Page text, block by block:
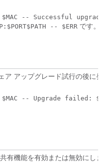
$MAC -- Successful upgrade
-- $ERR です。
ア アップグレード試行の後に発
$MAC -- Upgrade failed:
有機能を有効または無効にしま